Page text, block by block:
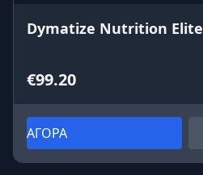
Dymatize Nutrition Elite
€99.20
ΑΓΟΡΑ